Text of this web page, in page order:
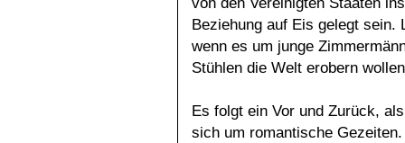
Beziehung auf Eis gelegt sein.
wenn es um junge
Stühlen die Welt erobern
Es folgt ein Vor und Zurück,
sich um romantische